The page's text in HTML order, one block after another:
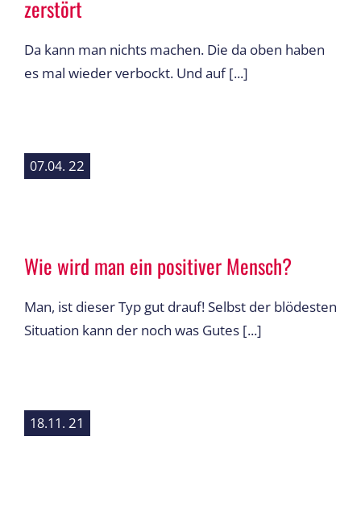
zerstört
Da kann man nichts machen. Die da oben haben
es mal wieder verbockt. Und auf [...]
07.04. 22
Wie wird man ein positiver Mensch?
Man, ist dieser Typ gut drauf! Selbst der blödesten
Situation kann der noch was Gutes [...]
18.11. 21